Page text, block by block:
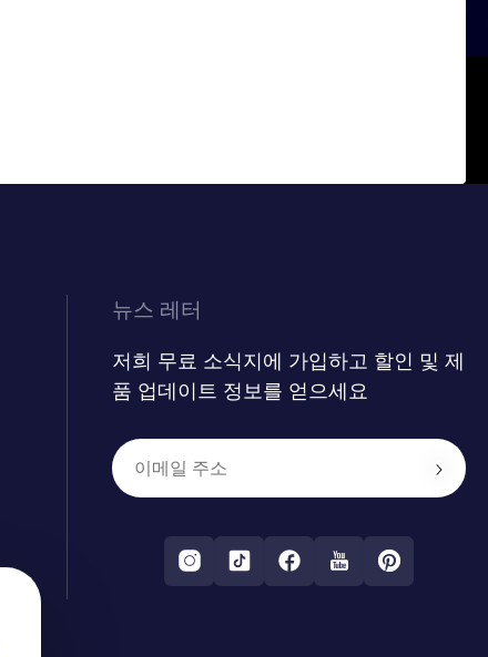
뉴스 레터
저희 무료 소식지에 가입하고 할인 및 제
품 업데이트 정보를 얻으세요